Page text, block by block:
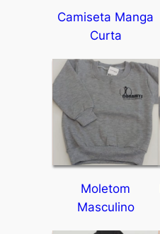
Camiseta Manga
Curta
Moletom
Masculino